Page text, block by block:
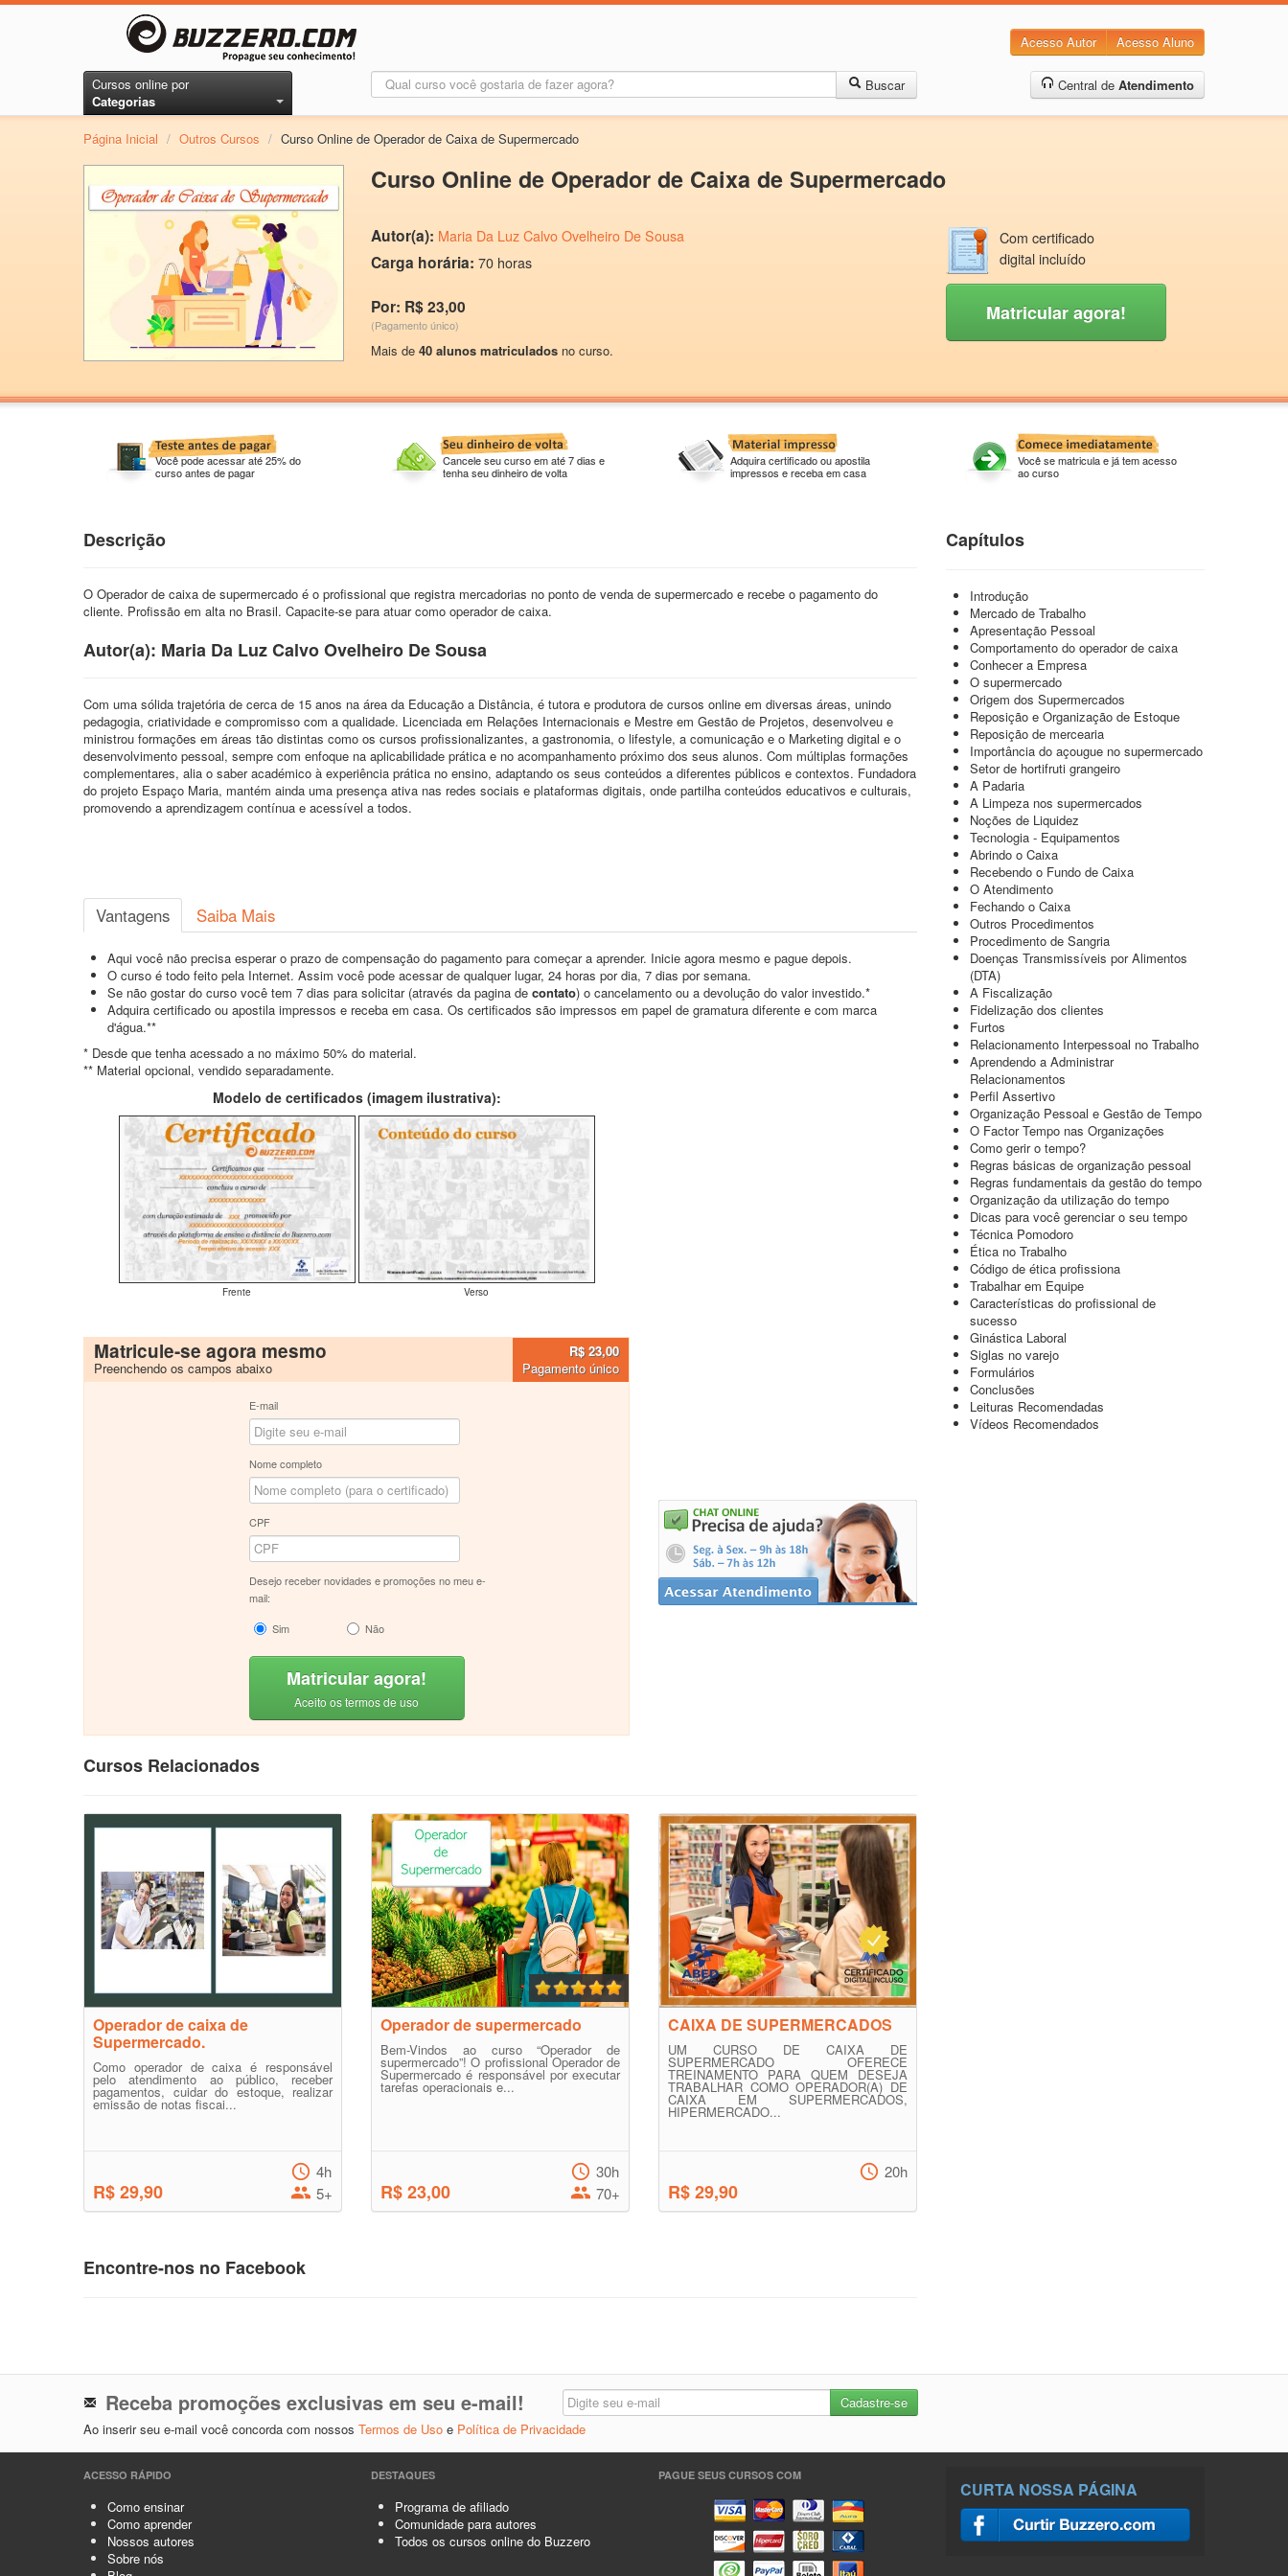
Acesso Autor Acesso Aluno
Cursos online por
Categorias
Buscar Central de Atendimento
Página Inicial / Outros Cursos / Curso Online de Operador de Caixa de Supermercado
Curso Online de Operador de Caixa de Supermercado
Autor(a): Maria Da Luz Calvo Ovelheiro De Sousa
Carga horária: 70 horas
Por: R$ 23,00
(Pagamento único)
Mais de 40 alunos matriculados no curso.
Com certificado
digital incluído
Matricular agora!
Você pode acessar até 25% do
curso antes de pagar
Cancele seu curso em até 7 dias e
tenha seu dinheiro de volta
Adquira certificado ou apostila
impressos e receba em casa
Você se matricula e já tem acesso
ao curso
Descrição
O Operador de caixa de supermercado é o profissional que registra mercadorias no ponto de venda de supermercado e recebe o pagamento do
cliente. Profissão em alta no Brasil. Capacite-se para atuar como operador de caixa.
Autor(a): Maria Da Luz Calvo Ovelheiro De Sousa
Com uma sólida trajetória de cerca de 15 anos na área da Educação a Distância, é tutora e produtora de cursos online em diversas áreas, unindo
pedagogia, criatividade e compromisso com a qualidade. Licenciada em Relações Internacionais e Mestre em Gestão de Projetos, desenvolveu e
ministrou formações em áreas tão distintas como os cursos profissionalizantes, a gastronomia, o lifestyle, a comunicação e o Marketing digital e o
desenvolvimento pessoal, sempre com enfoque na aplicabilidade prática e no acompanhamento próximo dos seus alunos. Com múltiplas formações
complementares, alia o saber académico à experiência prática no ensino, adaptando os seus conteúdos a diferentes públicos e contextos. Fundadora
do projeto Espaço Maria, mantém ainda uma presença ativa nas redes sociais e plataformas digitais, onde partilha conteúdos educativos e culturais,
promovendo a aprendizagem contínua e acessível a todos.
Vantagens Saiba Mais
Aqui você não precisa esperar o prazo de compensação do pagamento para começar a aprender. Inicie agora mesmo e pague depois.
O curso é todo feito pela Internet. Assim você pode acessar de qualquer lugar, 24 horas por dia, 7 dias por semana.
Se não gostar do curso você tem 7 dias para solicitar (através da pagina de contato) o cancelamento ou a devolução do valor investido.*
Adquira certificado ou apostila impressos e receba em casa. Os certificados são impressos em papel de gramatura diferente e com marca
d'água.**
* Desde que tenha acessado a no máximo 50% do material.
** Material opcional, vendido separadamente.
Modelo de certificados (imagem ilustrativa):
Frente Verso
Matricule-se agora mesmo
Preenchendo os campos abaixo
R$ 23,00
Pagamento único
E-mail
Nome completo
CPF
Desejo receber novidades e promoções no meu e-
mail:
Sim
Não
Matricular agora!
Aceito os termos de uso
Cursos Relacionados
Operador de caixa de
Supermercado.
Como operador de caixa é responsável
pelo atendimento ao público, receber
pagamentos, cuidar do estoque, realizar
emissão de notas fiscai...
R$ 29,90
4h
5+
Operador de supermercado
Bem-Vindos ao curso “Operador de
supermercado”! O profissional Operador de
Supermercado é responsável por executar
tarefas operacionais e...
R$ 23,00
30h
70+
CAIXA DE SUPERMERCADOS
UM CURSO DE CAIXA DE
SUPERMERCADO OFERECE
TREINAMENTO PARA QUEM DESEJA
TRABALHAR COMO OPERADOR(A) DE
CAIXA EM SUPERMERCADOS,
HIPERMERCADO...
R$ 29,90
20h
Encontre-nos no Facebook
Capítulos
Introdução
Mercado de Trabalho
Apresentação Pessoal
Comportamento do operador de caixa
Conhecer a Empresa
O supermercado
Origem dos Supermercados
Reposição e Organização de Estoque
Reposição de mercearia
Importância do açougue no supermercado
Setor de hortifruti grangeiro
A Padaria
A Limpeza nos supermercados
Noções de Liquidez
Tecnologia - Equipamentos
Abrindo o Caixa
Recebendo o Fundo de Caixa
O Atendimento
Fechando o Caixa
Outros Procedimentos
Procedimento de Sangria
Doenças Transmissíveis por Alimentos
(DTA)
A Fiscalização
Fidelização dos clientes
Furtos
Relacionamento Interpessoal no Trabalho
Aprendendo a Administrar
Relacionamentos
Perfil Assertivo
Organização Pessoal e Gestão de Tempo
O Factor Tempo nas Organizações
Como gerir o tempo?
Regras básicas de organização pessoal
Regras fundamentais da gestão do tempo
Organização da utilização do tempo
Dicas para você gerenciar o seu tempo
Técnica Pomodoro
Ética no Trabalho
Código de ética profissiona
Trabalhar em Equipe
Características do profissional de
sucesso
Ginástica Laboral
Siglas no varejo
Formulários
Conclusões
Leituras Recomendadas
Vídeos Recomendados
Receba promoções exclusivas em seu e-mail!
Ao inserir seu e-mail você concorda com nossos Termos de Uso e Política de Privacidade
ACESSO RÁPIDO
Como ensinar
Como aprender
Nossos autores
Sobre nós
DESTAQUES
Programa de afiliado
Comunidade para autores
Todos os cursos online do Buzzero
PAGUE SEUS CURSOS COM
CURTA NOSSA PÁGINA